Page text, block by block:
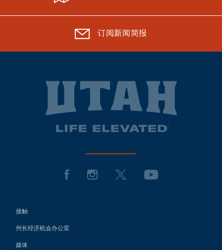
订阅新闻简报
接触
州长经济机会办公室
媒体